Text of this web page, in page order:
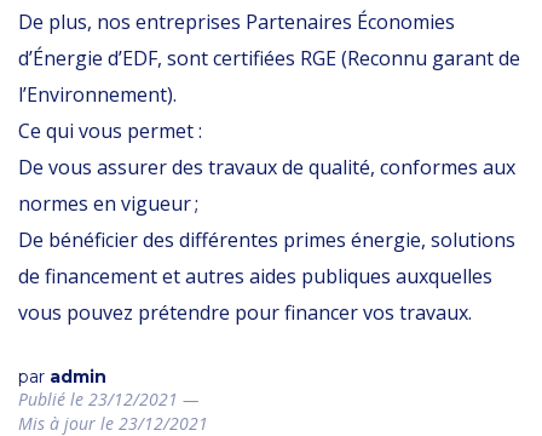
De plus, nos entreprises Partenaires Économies
d’Énergie d’EDF, sont certifiées RGE (Reconnu garant de
l’Environnement).
Ce qui vous permet :
De vous assurer des travaux de qualité, conformes aux
normes en vigueur ;
De bénéficier des différentes primes énergie, solutions
de financement et autres aides publiques auxquelles
vous pouvez prétendre pour financer vos travaux.
par admin
Publié le 23/12/2021 —
Mis à jour le 23/12/2021